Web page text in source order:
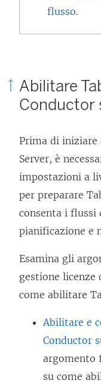
flusso.
Abilitare
Conductor
Prima di iniziare
Server, è
impostazioni a
per preparare
consenta i flussi
pianificazione e
Esamina gli
gestione licenze
come abilitare
Abilitare e
Conductor
argomento
su come